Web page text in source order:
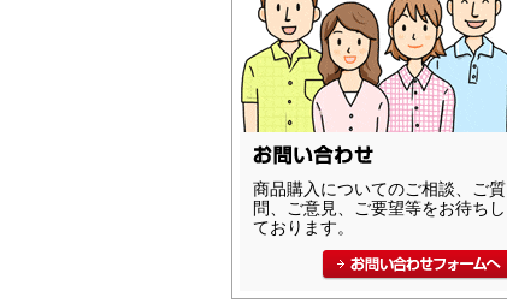
商品購入についてのご相談、ご質
問、ご意見、ご要望等をお待ちし
ております。